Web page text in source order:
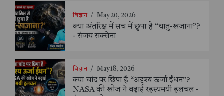
विज्ञान / May 20, 2026
क्या अंतरिक्ष में सच में छुपा है “धातु-खजाना”?
- संजय सक्सेना
विज्ञान / May 18, 2026
क्या चांद पर छिपा है “अदृश्य ऊर्जा ईंधन”?
NASA की खोज ने बढ़ाई रहस्यमयी हलचल -